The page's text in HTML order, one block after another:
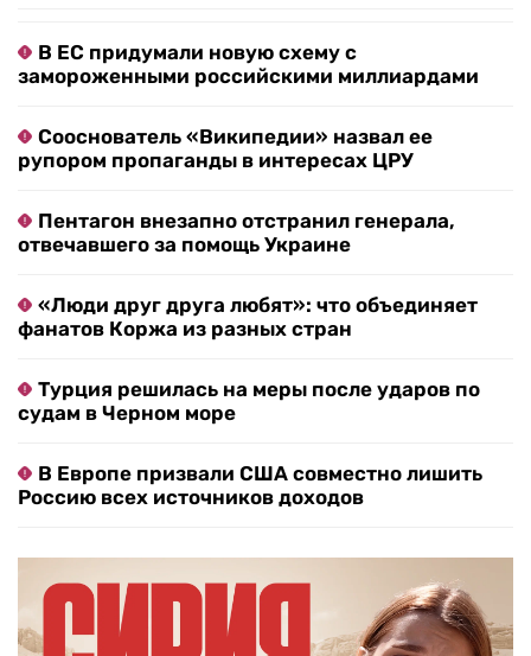
В ЕС придумали новую схему с
замороженными российскими миллиардами
Сооснователь «Википедии» назвал ее
рупором пропаганды в интересах ЦРУ
Пентагон внезапно отстранил генерала,
отвечавшего за помощь Украине
«Люди друг друга любят»: что объединяет
фанатов Коржа из разных стран
Турция решилась на меры после ударов по
судам в Черном море
В Европе призвали США совместно лишить
Россию всех источников доходов